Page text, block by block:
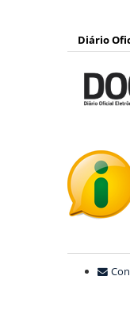
Diário